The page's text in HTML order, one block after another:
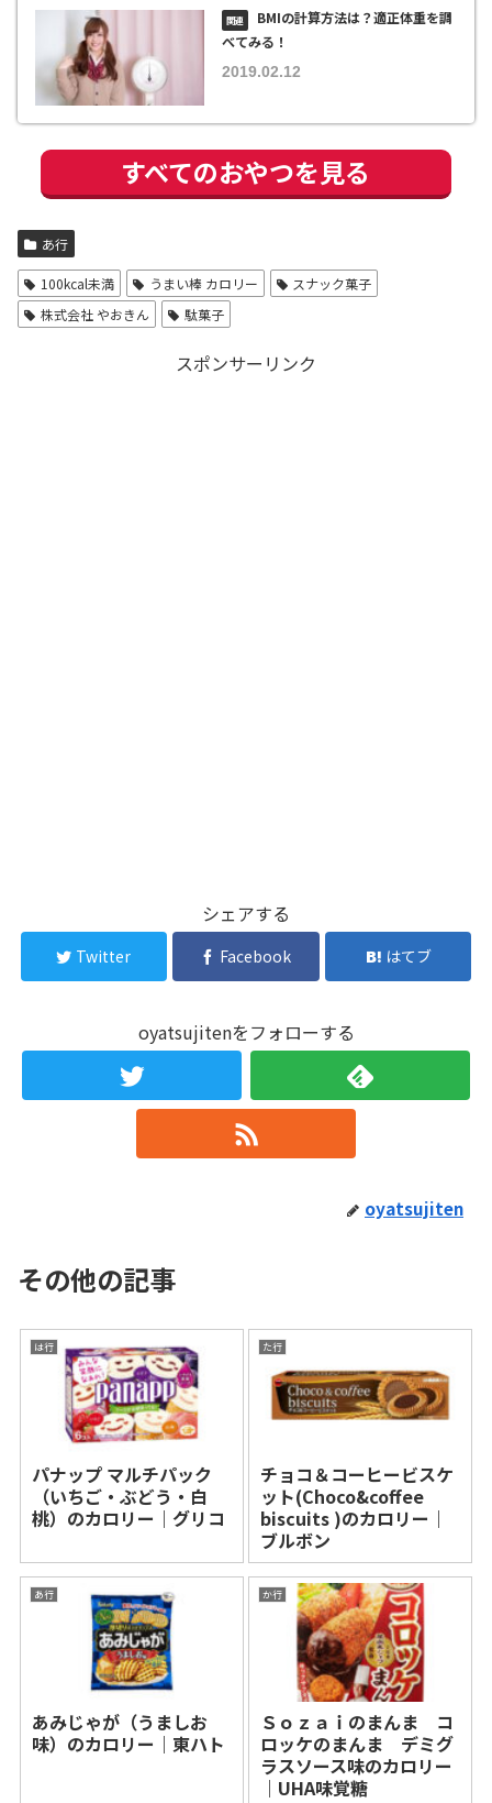
BMIの計算方法は？適正体重を調
べてみる！
2019.02.12
すべてのおやつを見る
あ行
100kcal未満 うまい棒 カロリー
スナック菓子
株式会社 やおきん
駄菓子
スポンサーリンク
シェアする
Twitter Facebook はてブ
oyatsujitenをフォローする
oyatsujiten
その他の記事
は行
パナップ マルチパック
（いちご・ぶどう・白
桃）のカロリー｜グリコ
た行
チョコ＆コーヒービスケ
ット(Choco&coffee
biscuits )のカロリー｜
ブルボン
あ行
あみじゃが（うましお
味）のカロリー｜東ハト
か行
Ｓｏｚａｉのまんま コ
ロッケのまんま デミグ
ラスソース味のカロリー
｜UHA味覚糖